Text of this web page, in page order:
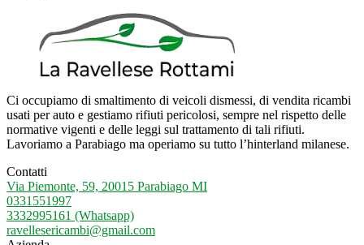
Ci occupiamo di smaltimento di veicoli dismessi, di vendita ricambi
usati per auto e gestiamo rifiuti pericolosi, sempre nel rispetto delle
normative vigenti e delle leggi sul trattamento di tali rifiuti.
Lavoriamo a Parabiago ma operiamo su tutto l’hinterland milanese.
Contatti
Via Piemonte, 59, 20015 Parabiago MI
0331551997
3332995161 (Whatsapp)
ravellesericambi@gmail.com